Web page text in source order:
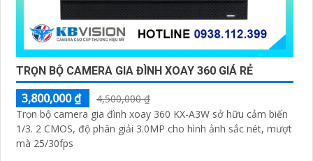
TRỌN BỘ CAMERA GIA ĐÌNH XOAY 360 GIÁ RẺ
3,800,000 ₫
4,500,000 ₫
Trọn bộ camera gia đình xoay 360 KX-A3W sở hữu cảm biến
1/3. 2 CMOS, độ phân giải 3.0MP cho hình ảnh sắc nét, mượt
mà 25/30fps